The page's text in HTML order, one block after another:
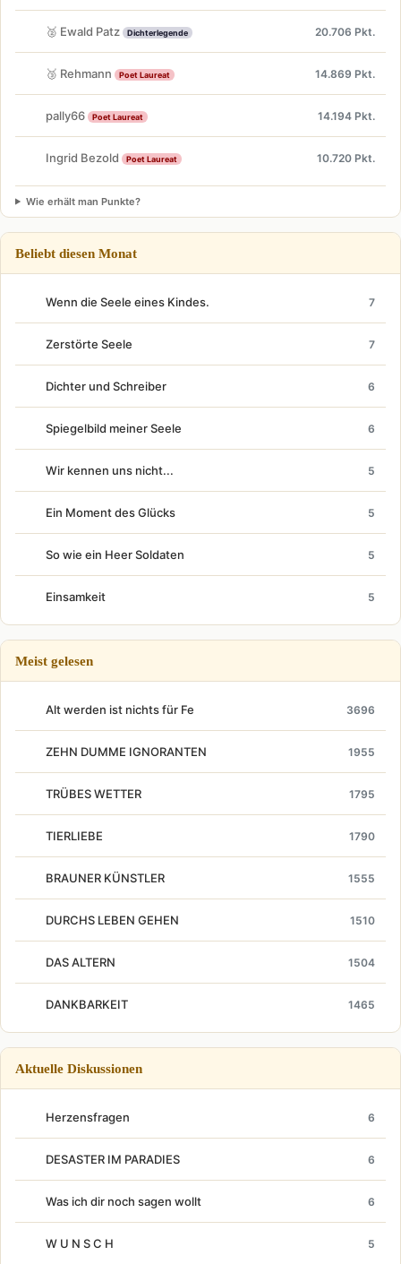
🥈 Ewald Patz Dichterlegende 20.706 Pkt.
🥉 Rehmann Poet Laureat 14.869 Pkt.
pally66 Poet Laureat 14.194 Pkt.
Ingrid Bezold Poet Laureat 10.720 Pkt.
Wie erhält man Punkte?
Beliebt diesen Monat
Wenn die Seele eines Kindes. 7
Zerstörte Seele 7
Dichter und Schreiber 6
Spiegelbild meiner Seele 6
Wir kennen uns nicht... 5
Ein Moment des Glücks 5
So wie ein Heer Soldaten 5
Einsamkeit 5
Meist gelesen
Alt werden ist nichts für Fe 3696
ZEHN DUMME IGNORANTEN 1955
TRÜBES WETTER 1795
TIERLIEBE 1790
BRAUNER KÜNSTLER 1555
DURCHS LEBEN GEHEN 1510
DAS ALTERN 1504
DANKBARKEIT 1465
Aktuelle Diskussionen
Herzensfragen 6
DESASTER IM PARADIES 6
Was ich dir noch sagen wollt 6
W U N S C H 5